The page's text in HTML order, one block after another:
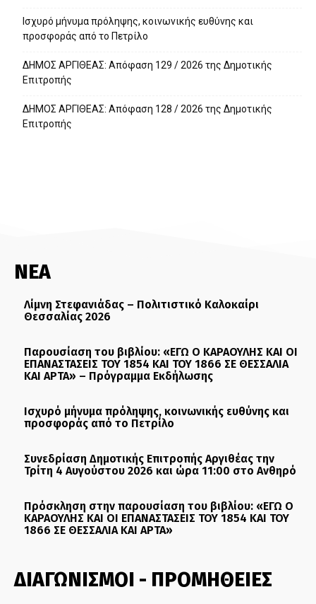
Ισχυρό μήνυμα πρόληψης, κοινωνικής ευθύνης και
προσφοράς από το Πετρίλο
ΔΗΜΟΣ ΑΡΓΙΘΕΑΣ: Απόφαση 129 / 2026 της Δημοτικής
Επιτροπής
ΔΗΜΟΣ ΑΡΓΙΘΕΑΣ: Απόφαση 128 / 2026 της Δημοτικής
Επιτροπής
ΝΕΑ
Λίμνη Στεφανιάδας – Πολιτιστικό Καλοκαίρι
Θεσσαλίας 2026
Παρουσίαση του βιβλίου: «ΕΓΩ Ο ΚΑΡΑΟΥΛΗΣ ΚΑΙ ΟΙ
ΕΠΑΝΑΣΤΑΣΕΙΣ ΤΟΥ 1854 ΚΑΙ ΤΟΥ 1866 ΣΕ ΘΕΣΣΑΛΙΑ
ΚΑΙ ΑΡΤΑ» – Πρόγραμμα Εκδήλωσης
Ισχυρό μήνυμα πρόληψης, κοινωνικής ευθύνης και
προσφοράς από το Πετρίλο
Συνεδρίαση Δημοτικής Επιτροπής Αργιθέας την
Τρίτη 4 Αυγούστου 2026 και ώρα 11:00 στο Ανθηρό
Πρόσκληση στην παρουσίαση του βιβλίου: «ΕΓΩ Ο
ΚΑΡΑΟΥΛΗΣ ΚΑΙ ΟΙ ΕΠΑΝΑΣΤΑΣΕΙΣ ΤΟΥ 1854 ΚΑΙ ΤΟΥ
1866 ΣΕ ΘΕΣΣΑΛΙΑ ΚΑΙ ΑΡΤΑ»
ΔΙΑΓΩΝΙΣΜΟΙ - ΠΡΟΜΗΘΕΙΕΣ